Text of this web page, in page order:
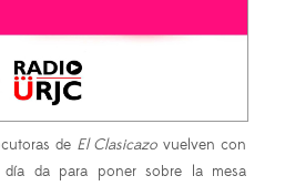
de El Clasicazo vuelven con
da para poner sobre la mesa